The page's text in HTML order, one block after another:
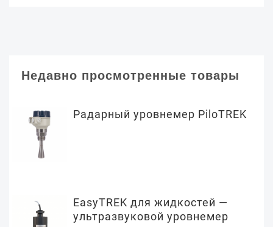
Недавно просмотренные товары
Радарный уровнемер PiloTREK
EasyTREK для жидкостей —
ультразвуковой уровнемер